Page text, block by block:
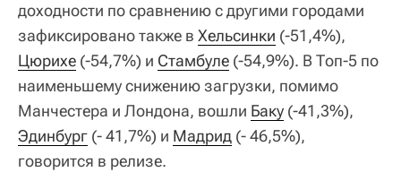
доходности по сравнению с другими городами
зафиксировано также в Хельсинки (-51,4%),
Цюрихе (-54,7%) и Стамбуле (-54,9%). В Топ-5 по
наименьшему снижению загрузки, помимо
Манчестера и Лондона, вошли Баку (-41,3%),
Эдинбург (- 41,7%) и Мадрид (- 46,5%),
говорится в релизе.